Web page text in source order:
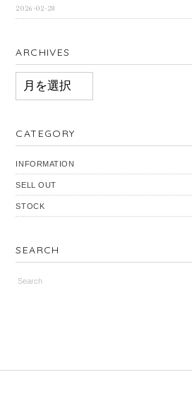
2026-02-28
ARCHIVES
ARCHIVES
CATEGORY
INFORMATION
SELL OUT
STOCK
SEARCH